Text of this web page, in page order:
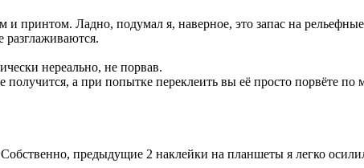
принтом. Ладно, подумал я, наверное, это запас на
разглаживаются.
нереально, не порвав.
а при попытке переклеить вы её просто порвёте по
предыдущие 2 наклейки на планшеты я легко